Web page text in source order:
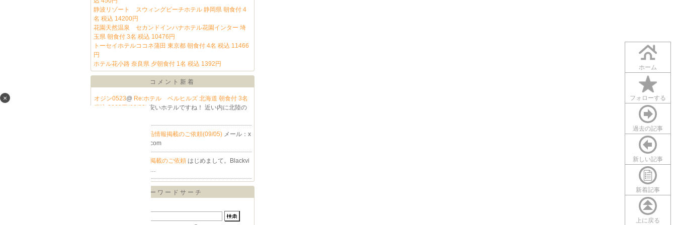
ホーム
フォローする
過去の記事
新しい記事
新着記事
上に戻る
×
静波リゾート スウィングビーチホテル 静岡県 朝食付 4
名 税込 14200円
花園天然温泉 セカンドインハナホテル花園インター 埼
玉県 朝食付 3名 税込 10476円
トーセイホテルココネ蒲田 東京都 朝食付 4名 税込 11466
円
ホテル花小路 奈良県 夕朝食付 1名 税込 1392円
コメント新着
オジン0523@ Re:ホテル ベルヒルズ 北海道 朝食付 3名
税込 3630円(06/23) 安いホテルですね！ 近い内に北陸の
Re:特価品情報掲載のご依頼(09/05) メール：x
l515735575@gmail.com
特価品情報掲載のご依頼 はじめまして。Blackvi
ewのユウリです。 B…
キーワードサーチ